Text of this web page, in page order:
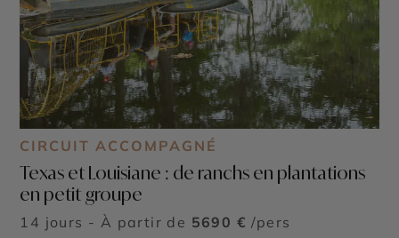
CIRCUIT ACCOMPAGNÉ
Texas et Louisiane : de ranchs en plantations
en petit groupe
14 jours - À partir de 5690 € /pers